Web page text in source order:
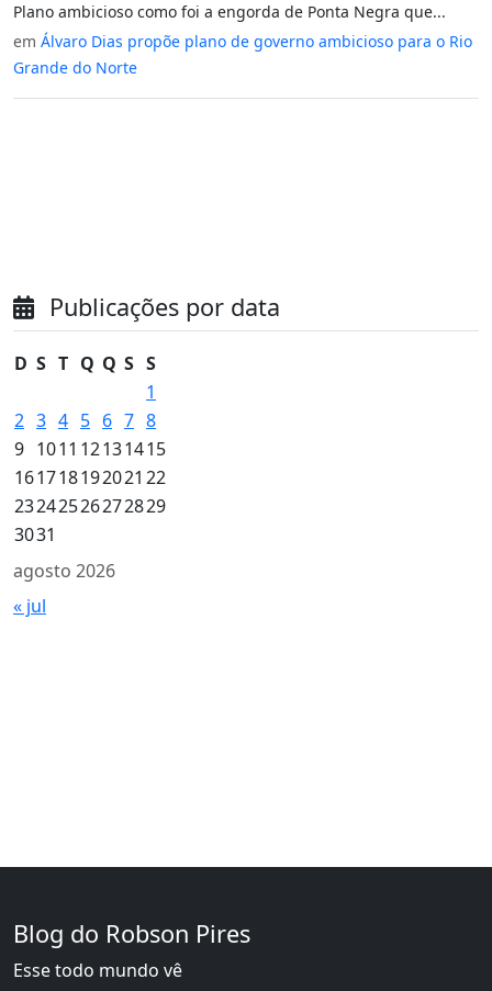
Plano ambicioso como foi a engorda de Ponta Negra que...
em Álvaro Dias propõe plano de governo ambicioso para o Rio
Grande do Norte
Publicações por data
agosto 2026
D S T Q Q S S
1
2 3 4 5 6 7 8
9 1011 12131415
161718192021 22
23242526272829
3031
« jul
Blog do Robson Pires
Esse todo mundo vê